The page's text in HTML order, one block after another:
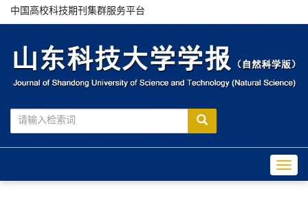
中国高校科技期刊集群服务平台